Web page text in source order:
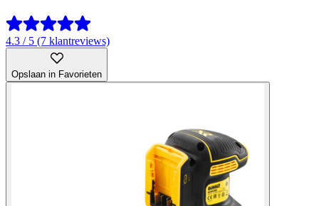
4.3 / 5 (7 klantreviews)
Opslaan in Favorieten